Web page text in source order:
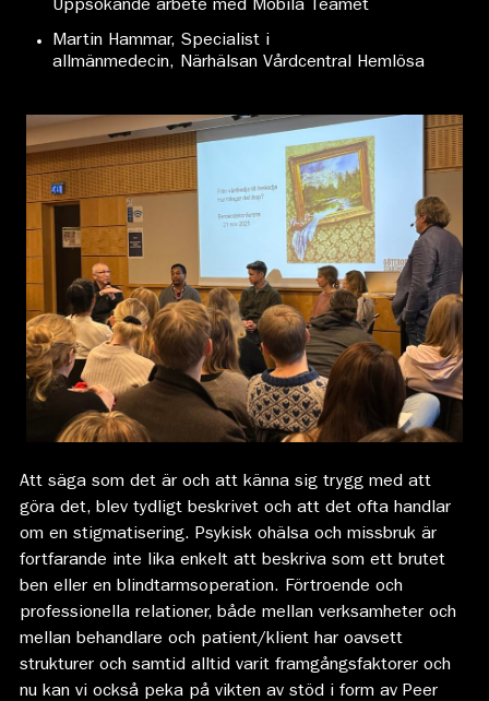
Uppsökande arbete med Mobila Teamet
Martin Hammar, Specialist i
allmänmedecin, Närhälsan Vårdcentral Hemlösa
Att säga som det är och att känna sig trygg med att
göra det, blev tydligt beskrivet och att det ofta handlar
om en stigmatisering. Psykisk ohälsa och missbruk är
fortfarande inte lika enkelt att beskriva som ett brutet
ben eller en blindtarmsoperation. Förtroende och
professionella relationer, både mellan verksamheter och
mellan behandlare och patient/klient har oavsett
strukturer och samtid alltid varit framgångsfaktorer och
nu kan vi också peka på vikten av stöd i form av Peer